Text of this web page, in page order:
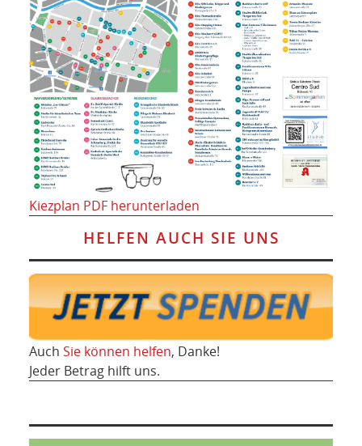
Kiezplan PDF herunterladen
HELFEN AUCH SIE UNS
Auch Sie können helfen, Danke!
Jeder Betrag hilft uns.